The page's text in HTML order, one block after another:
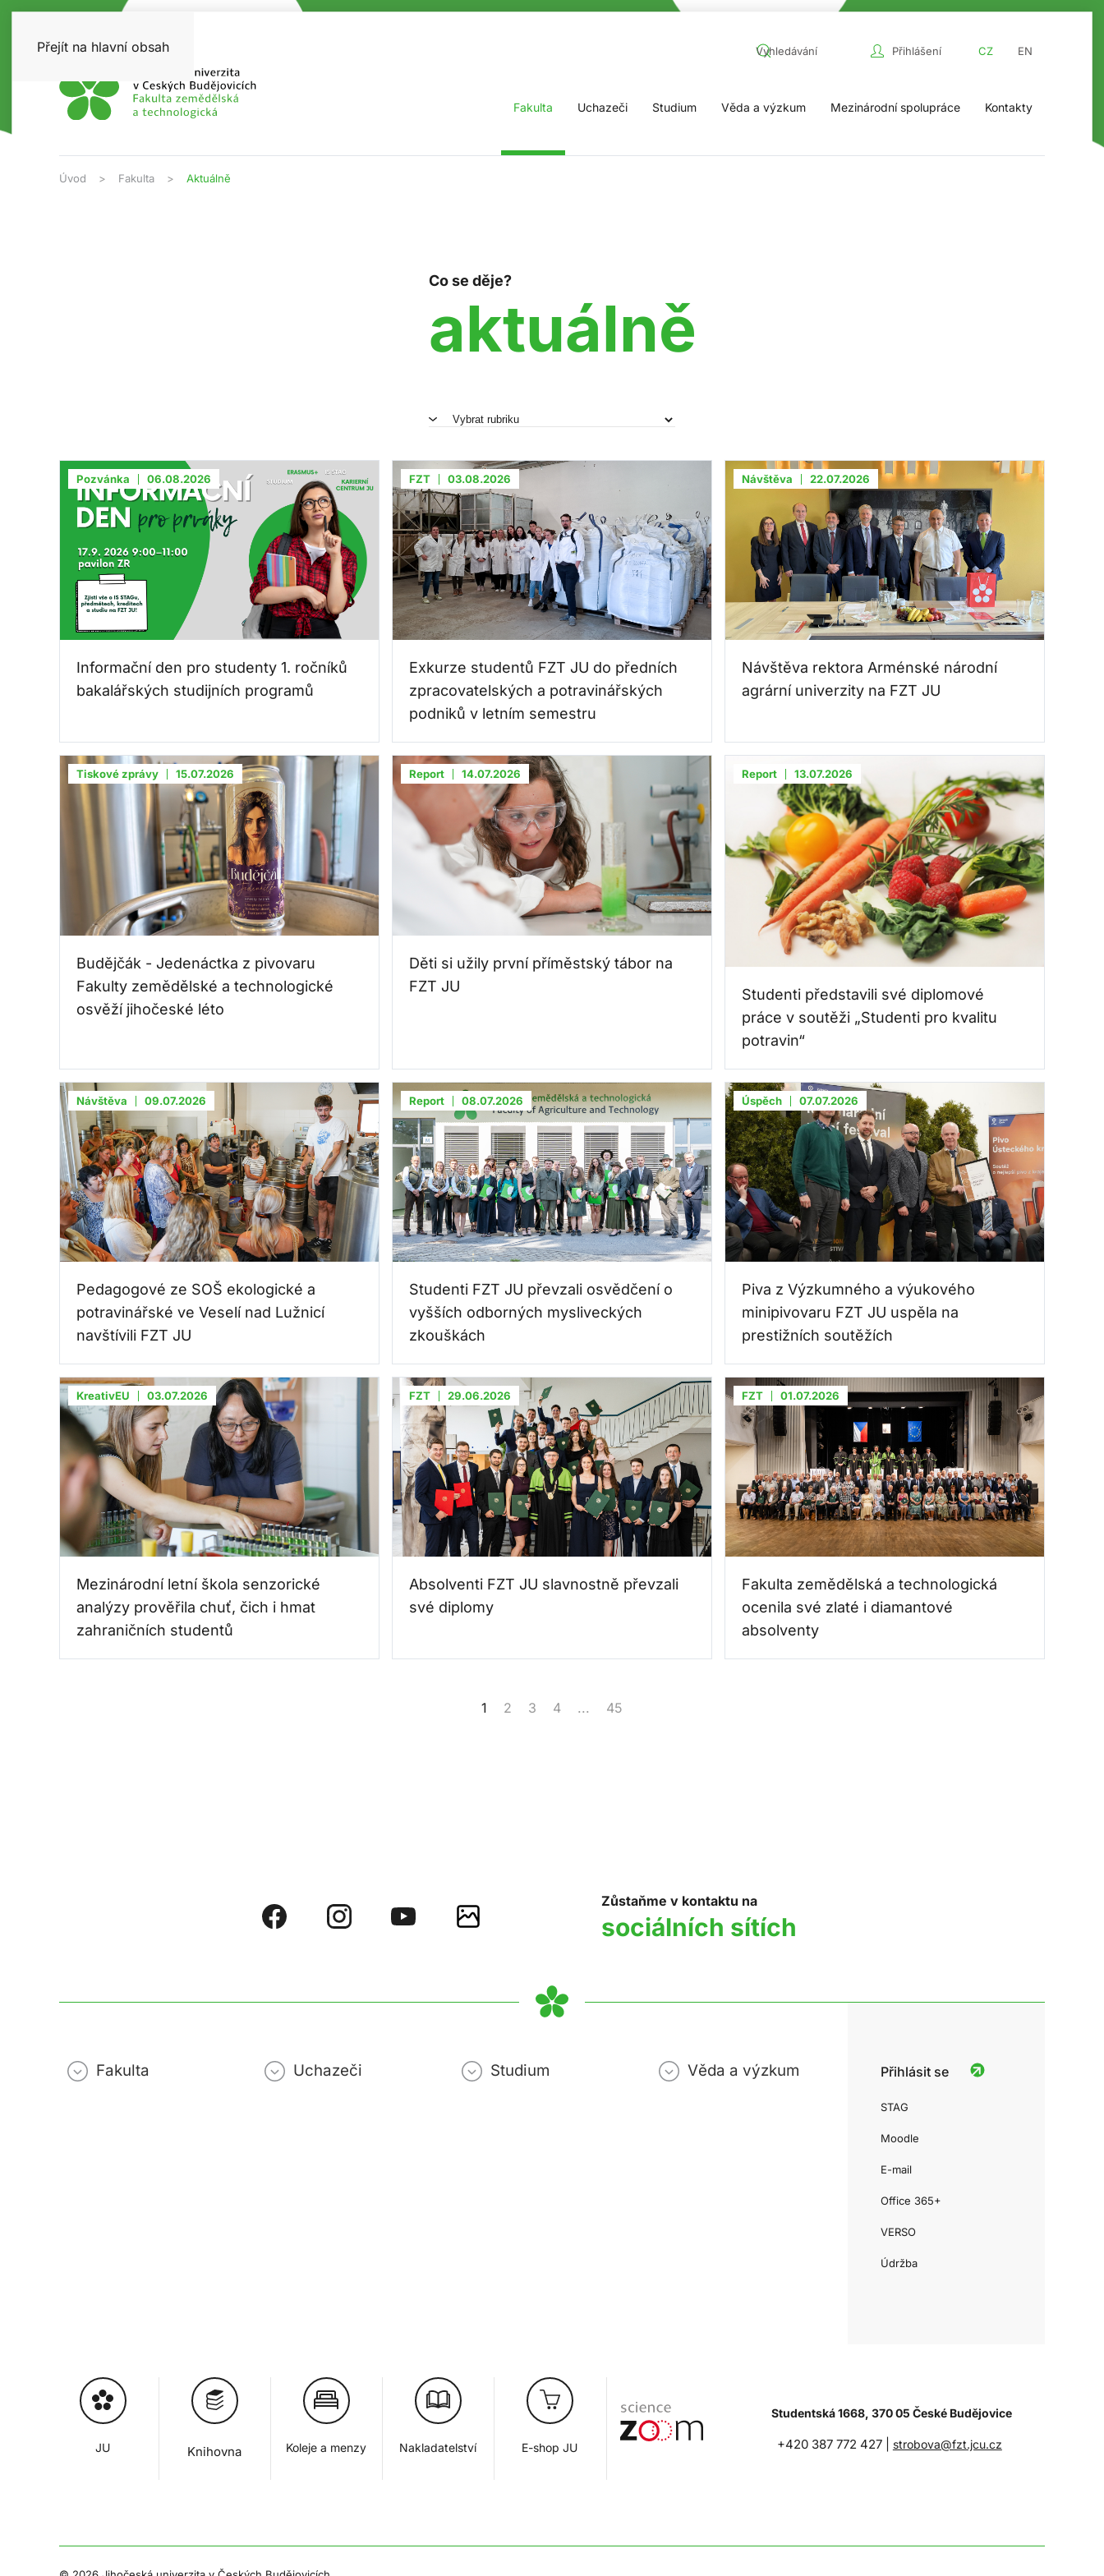
Přejít na hlavní obsah Přihlášení CZ EN
Fakulta Uchazeči Studium Věda a výzkum Mezinárodní spolupráce Kontakty
Úvod Fakulta Aktuálně
Co se děje?
aktuálně
Pozvánka 06.08.2026
Informační den pro studenty 1. ročníků
bakalářských studijních programů
FZT 03.08.2026
Exkurze studentů FZT JU do předních
zpracovatelských a potravinářských
podniků v letním semestru
Návštěva 22.07.2026
Návštěva rektora Arménské národní
agrární univerzity na FZT JU
Tiskové zprávy 15.07.2026
Budějčák - Jedenáctka z pivovaru
Fakulty zemědělské a technologické
osvěží jihočeské léto
Report 14.07.2026
Děti si užily první příměstský tábor na
FZT JU
Report 13.07.2026
Studenti představili své diplomové
práce v soutěži „Studenti pro kvalitu
potravin“
Návštěva 09.07.2026
Pedagogové ze SOŠ ekologické a
potravinářské ve Veselí nad Lužnicí
navštívili FZT JU
Report 08.07.2026
Studenti FZT JU převzali osvědčení o
vyšších odborných mysliveckých
zkouškách
Úspěch 07.07.2026
Piva z Výzkumného a výukového
minipivovaru FZT JU uspěla na
prestižních soutěžích
KreativEU 03.07.2026
Mezinárodní letní škola senzorické
analýzy prověřila chuť, čich i hmat
zahraničních studentů
FZT 29.06.2026
Absolventi FZT JU slavnostně převzali
své diplomy
FZT 01.07.2026
Fakulta zemědělská a technologická
ocenila své zlaté i diamantové
absolventy
1 2 3 4 ... 45
Zůstaňme v kontaktu na
sociálních sítích
Fakulta Uchazeči Studium Věda a výzkum Přihlásit se
STAG
Moodle
E-mail
Office 365+
VERSO
Údržba
JU Knihovna Koleje a menzy Nakladatelství E-shop JU
Studentská 1668, 370 05 České Budějovice
+420 387 772 427 | strobova@fzt.jcu.cz